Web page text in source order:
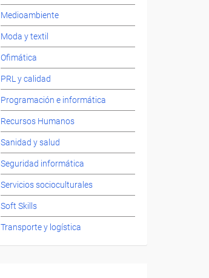
Medioambiente
Moda y textil
Ofimática
PRL y calidad
Programación e informática
Recursos Humanos
Sanidad y salud
Seguridad informática
Servicios socioculturales
Soft Skills
Transporte y logística